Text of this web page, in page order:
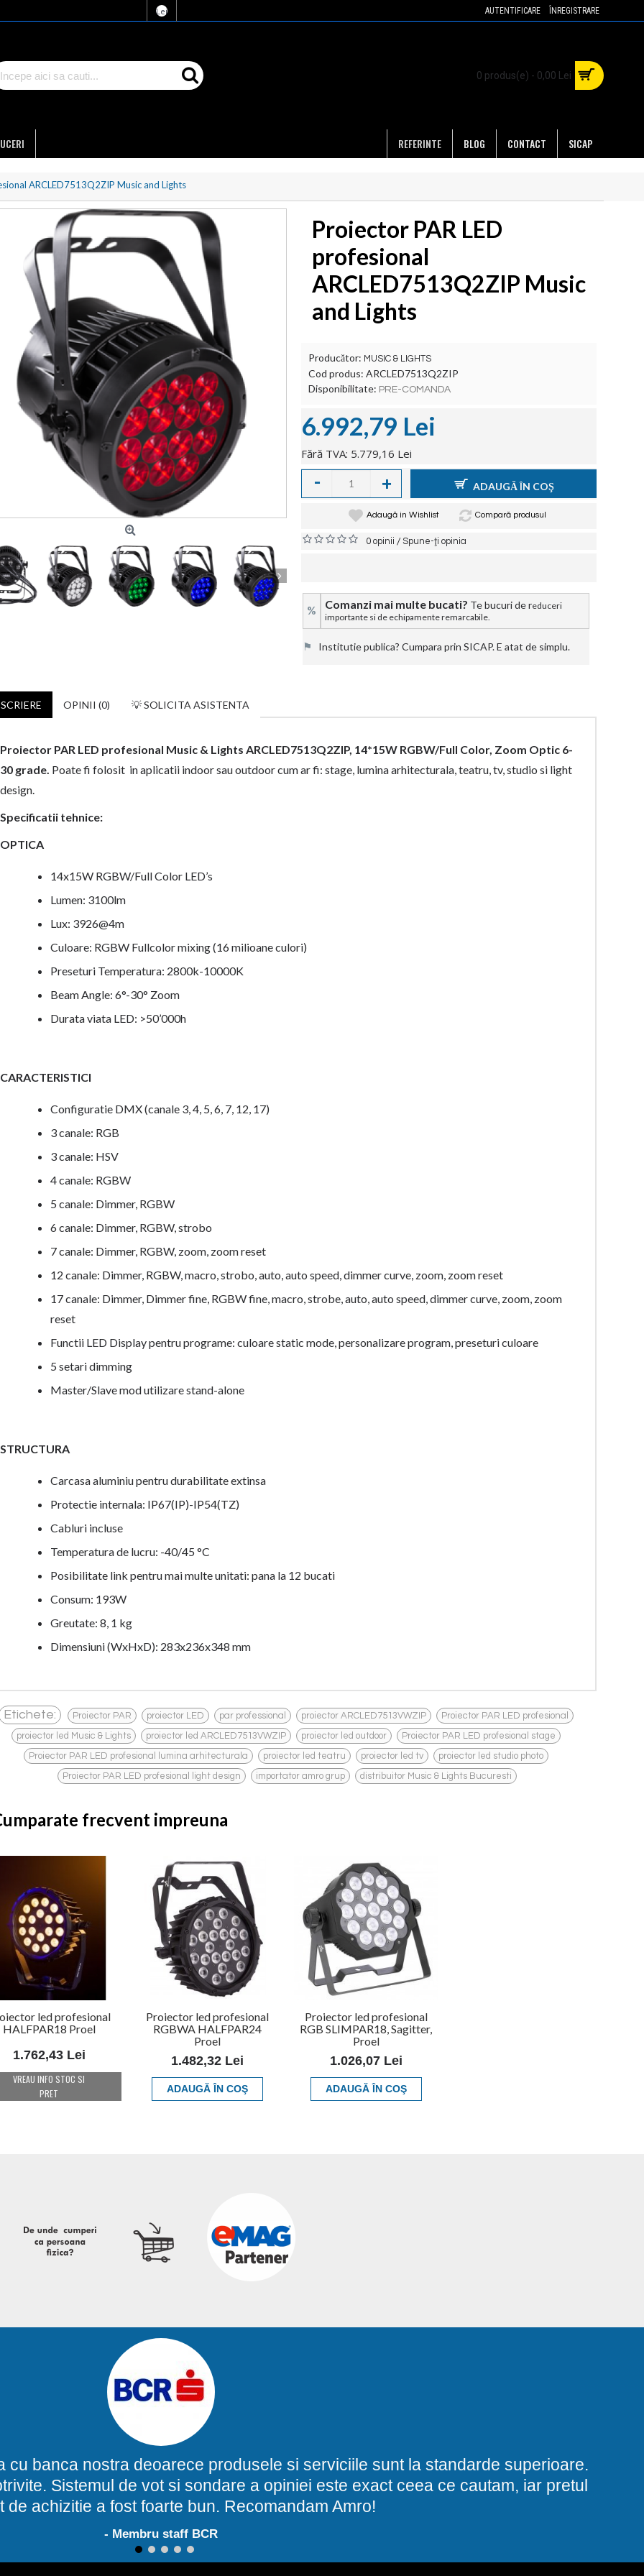
Lei AUTENTIFICARE ÎNREGISTRARE
0 produs(e) - 0,00 Lei
SICAP
CONTACT
BLOG
REFERINTE
ARCLED7513Q2ZIP Music and Lights
Proiector PAR LED
profesional
ARCLED7513Q2ZIP Music
and Lights
Producător: MUSIC & LIGHTS
Cod produs: ARCLED7513Q2ZIP
Disponibilitate: PRE-COMANDA
6.992,79 Lei
Fără TVA: 5.779,16 Lei
- + ADAUGĂ ÎN COŞ
Adaugă in Wishlist Compară produsul
0 opinii /Spune-ţi opinia
% Comanzi mai multe bucati? Te bucuri de reduceri
importante si de echipamente remarcabile.
⚑ Institutie publica? Cumpara prin SICAP. E atat de simplu.
OPINII (0) 💡 SOLICITA ASISTENTA
Proiector PAR LED profesional Music & Lights ARCLED7513Q2ZIP, 14*15W RGBW/Full Color, Zoom Optic 6-
30 grade. Poate fi folosit in aplicatii indoor sau outdoor cum ar fi: stage, lumina arhitecturala, teatru, tv, studio si light
design.
Specificatii tehnice:
OPTICA
14x15W RGBW/Full Color LED’s
Lumen: 3100lm
Lux: 3926@4m
Culoare: RGBW Fullcolor mixing (16 milioane culori)
Preseturi Temperatura: 2800k-10000K
Beam Angle: 6°-30° Zoom
Durata viata LED: >50’000h
CARACTERISTICI
Configuratie DMX (canale 3, 4, 5, 6, 7, 12, 17)
3 canale: RGB
3 canale: HSV
4 canale: RGBW
5 canale: Dimmer, RGBW
6 canale: Dimmer, RGBW, strobo
7 canale: Dimmer, RGBW, zoom, zoom reset
12 canale: Dimmer, RGBW, macro, strobo, auto, auto speed, dimmer curve, zoom, zoom reset
17 canale: Dimmer, Dimmer fine, RGBW fine, macro, strobe, auto, auto speed, dimmer curve, zoom, zoom
reset
Functii LED Display pentru programe: culoare static mode, personalizare program, preseturi culoare
5 setari dimming
Master/Slave mod utilizare stand-alone
STRUCTURA
Carcasa aluminiu pentru durabilitate extinsa
Protectie internala: IP67(IP)-IP54(TZ)
Cabluri incluse
Temperatura de lucru: -40/45 °C
Posibilitate link pentru mai multe unitati: pana la 12 bucati
Consum: 193W
Greutate: 8, 1 kg
Dimensiuni (WxHxD): 283x236x348 mm
Etichete: Proiector PAR , proiector LED , par professional , proiector ARCLED7513VWZIP , Proiector PAR LED profesional ,
proiector led Music & Lights , proiector led ARCLED7513VWZIP , proiector led outdoor , Proiector PAR LED profesional stage ,
Proiector PAR LED profesional lumina arhitecturala , proiector led teatru , proiector led tv , proiector led studio photo ,
Proiector PAR LED profesional light design , importator amro grup , distribuitor Music & Lights Bucuresti
frecvent impreuna
led profesional
HALFPAR18 Proel
1.762,43 Lei
VREAU INFO STOC SI
PRET
Proiector led profesional
RGBWA HALFPAR24
Proel
1.482,32 Lei
ADAUGĂ ÎN COŞ
Proiector led profesional
RGB SLIMPAR18, Sagitter,
Proel
1.026,07 Lei
ADAUGĂ ÎN COŞ
cu banca nostra deoarece produsele si serviciile sunt la standarde superioare.
Sistemul de vot si sondare a opiniei este exact ceea ce cautam, iar pretul
de achizitie a fost foarte bun. Recomandam Amro!
- Membru staff BCR
1 2 3 4 5